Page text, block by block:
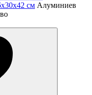
см Алуминиев